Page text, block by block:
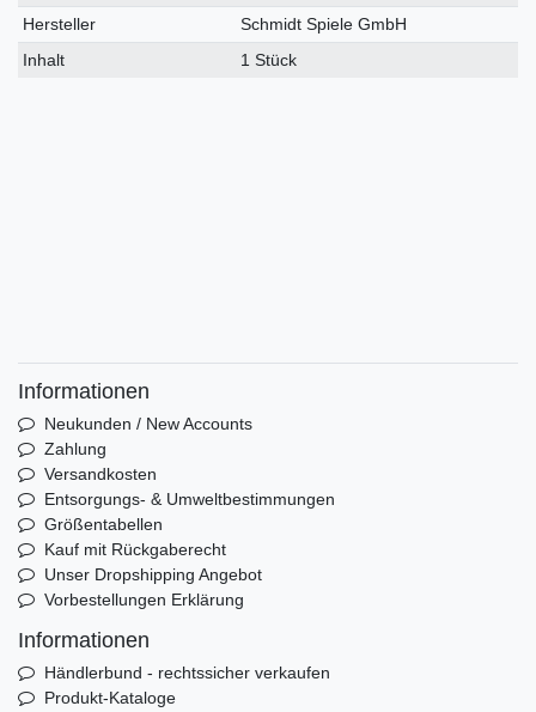
Hersteller
Schmidt Spiele GmbH
Inhalt
1 Stück
Informationen
Neukunden / New Accounts
Zahlung
Versandkosten
Entsorgungs- & Umweltbestimmungen
Größentabellen
Kauf mit Rückgaberecht
Unser Dropshipping Angebot
Vorbestellungen Erklärung
Informationen
Händlerbund - rechtssicher verkaufen
Produkt-Kataloge